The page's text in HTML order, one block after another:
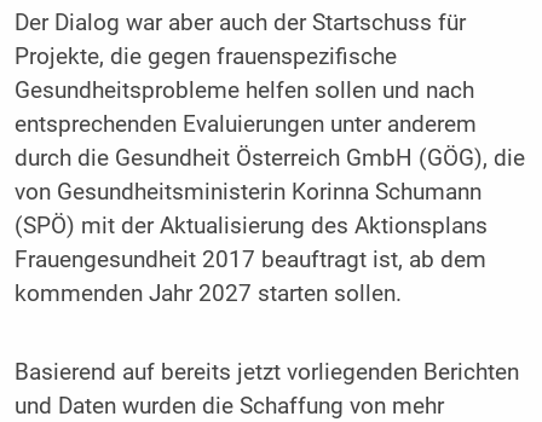
Der Dialog war aber auch der Startschuss für
Projekte, die gegen frauenspezifische
Gesundheitsprobleme helfen sollen und nach
entsprechenden Evaluierungen unter anderem
durch die Gesundheit Österreich GmbH (GÖG), die
von Gesundheitsministerin Korinna Schumann
(SPÖ) mit der Aktualisierung des Aktionsplans
Frauengesundheit 2017 beauftragt ist, ab dem
kommenden Jahr 2027 starten sollen.
Basierend auf bereits jetzt vorliegenden Berichten
und Daten wurden die Schaffung von mehr